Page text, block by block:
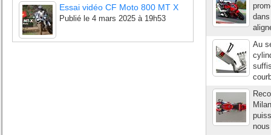
Essai vidéo CF Moto 800 MT X
Publié le 4 mars 2025 à 19h53
Au